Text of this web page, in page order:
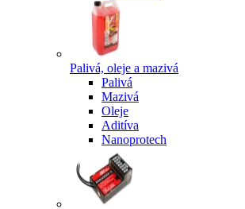
Palivá, oleje a mazivá
Palivá
Mazivá
Oleje
Aditíva
Nanoprotech